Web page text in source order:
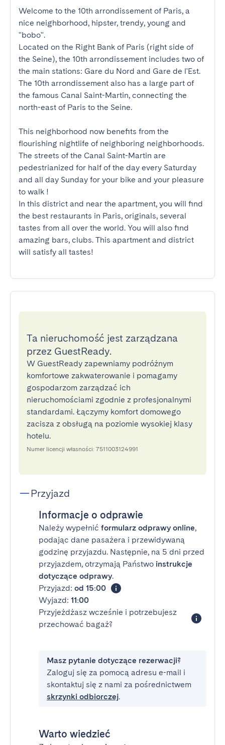
Welcome to the 10th arrondissement of Paris, a
nice neighborhood, hipster, trendy, young and
"bobo".
Located on the Right Bank of Paris (right side of
the Seine), the 10th arrondissement includes two of
the main stations: Gare du Nord and Gare de l'Est.
The 10th arrondissement also has a large part of
the famous Canal Saint-Martin, connecting the
north-east of Paris to the Seine.
This neighborhood now benefits from the
flourishing nightlife of neighboring neighborhoods.
The streets of the Canal Saint-Martin are
pedestrianized for half of the day every Saturday
and all day Sunday for your bike and your pleasure
to walk !
In this district and near the apartment, you will find
the best restaurants in Paris, originals, several
tastes from all over the world. You will also find
amazing bars, clubs. This apartment and district
will satisfy all tastes!
Ta nieruchomość jest zarządzana
przez GuestReady.
W GuestReady zapewniamy podróżnym
komfortowe zakwaterowanie i pomagamy
gospodarzom zarządzać ich
nieruchomościami zgodnie z profesjonalnymi
standardami. Łączymy komfort domowego
zacisza z obsługą na poziomie wysokiej klasy
hotelu.
Numer licencji własności: 7511003124991
Przyjazd
Informacje o odprawie
Należy wypełnić formularz odprawy online,
podając dane pasażera i przewidywaną
godzinę przyjazdu. Następnie, na 5 dni przed
przyjazdem, otrzymają Państwo instrukcje
dotyczące odprawy.
Przyjazd: od 15:00
Wyjazd: 11:00
Przyjeżdżasz wcześnie i potrzebujesz
przechować bagaż?
Masz pytanie dotyczące rezerwacji?
Zaloguj się za pomocą adresu e-mail i
skontaktuj się z nami za pośrednictwem
skrzynki odbiorczej.
Warto wiedzieć